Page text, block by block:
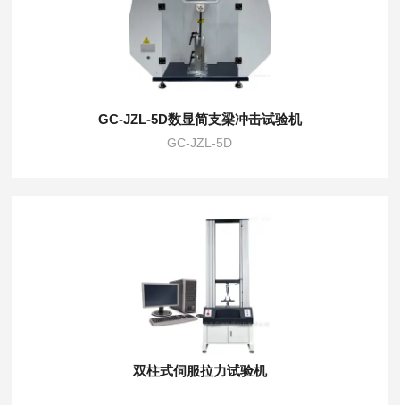
GC-JZL-5D数显简支梁冲击试验机
GC-JZL-5D
双柱式伺服拉力试验机